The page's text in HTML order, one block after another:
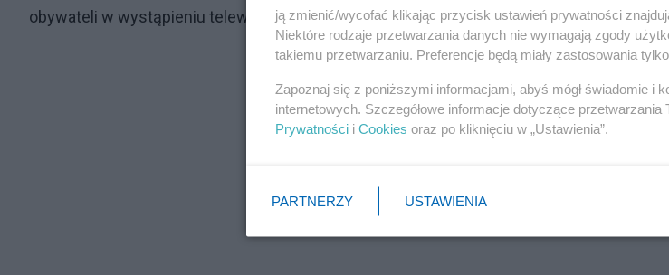
obywateli w wystąpieniu telewizyjnym.ją zmienić/wycofać klikając przycisk ustawień prywatności
Niektóre rodzaje przetwarzania danych nie wymagają zgody
takiemu przetwarzaniu. Preferencje będą miały zastosowania
Zapoznaj się z poniższymi informacjami, abyś mógł świadomie i
internetowych. Szczegółowe informacje dotyczące
Prywatności i Cookies oraz po kliknięciu w „Ustawienia”.
PARTNERZY USTAWIENIA